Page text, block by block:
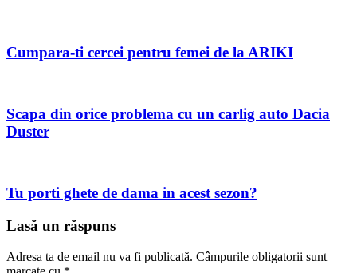
Cumpara-ti cercei pentru femei de la ARIKI
Scapa din orice problema cu un carlig auto Dacia
Duster
Tu porti ghete de dama in acest sezon?
Lasă un răspuns
Adresa ta de email nu va fi publicată. Câmpurile obligatorii sunt